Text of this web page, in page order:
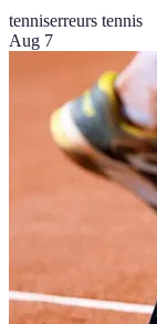
tenniserreurs tennis
Aug 7